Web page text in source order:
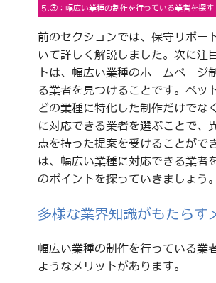
5.③：幅広い業種の制作を行っている業者を探す
前のセクションでは、保守サポー
いて詳しく解説しました。次に注
トは、幅広い業種のホームページ
る業者を見つけることです。ペッ
どの業種に特化した制作だけでな
に対応できる業者を選ぶことで、
点を持った提案を受けることがで
は、幅広い業種に対応できる業者
のポイントを探っていきましょう。
多様な業界知識がもたらす
幅広い業種の制作を行っている業
ようなメリットがあります。